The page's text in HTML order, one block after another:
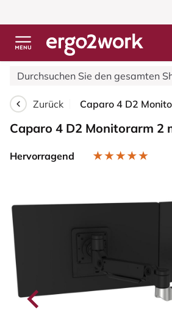
Zurück
Caparo 4 D2 Monitorarm 2
Hervorragend